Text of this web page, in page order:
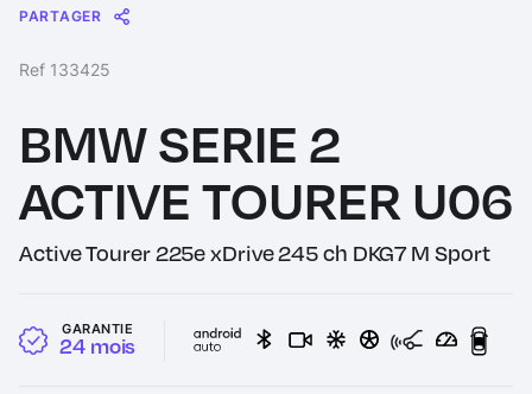
PARTAGER
Message
Messenger
Link
Ref 133425
BMW SERIE 2
ACTIVE TOURER U06
Active Tourer 225e xDrive 245 ch DKG7 M Sport
GARANTIE
24 mois